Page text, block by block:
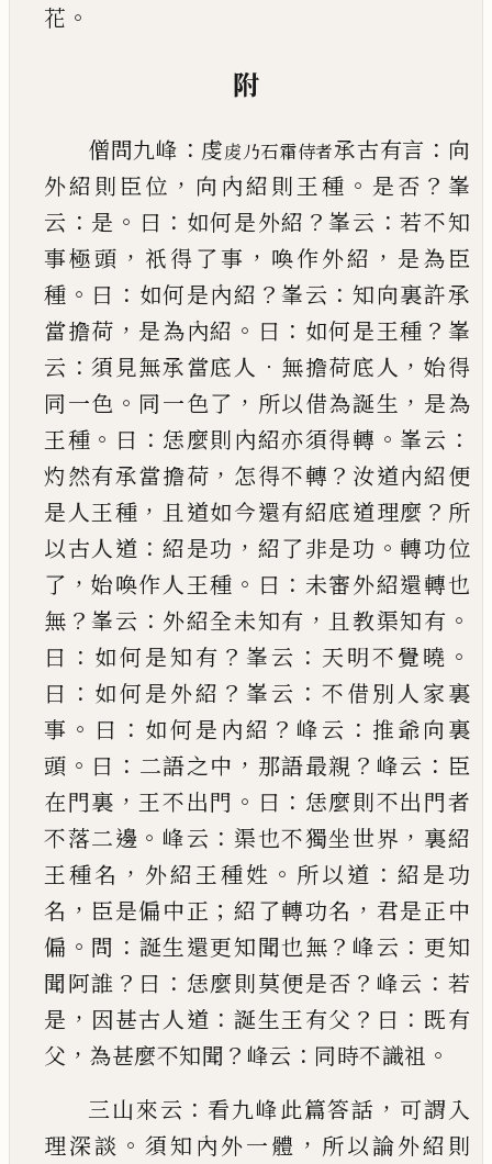
花 。
附
僧問九峰 ： 虔䖍乃石霜侍者承古有言 ： 向
外紹則臣位 ， 向 內紹則王種 。 是否 ？ 峯
云 ： 是 。 曰 ： 如何是外紹 ？峯云 ：若不知
事極頭 ， 祇得了事 ， 喚作外紹 ， 是為臣
種 。 曰 ： 如何是內紹 ？峯云 ：知向裏許承
當擔荷 ， 是為內紹 。 曰 ： 如何是王種 ？ 峯
云 ： 須見無承當底人 ． 無擔荷底人 ， 始得
同一色 。 同一色了 ， 所以借為誕生 ， 是為
王種 。 曰 ： 恁麼則內紹亦須得轉 。峯云 ：
灼然有承當擔荷 ， 怎得不轉 ？ 汝道內紹便
是人王種 ， 且道如今還有紹底道理麼 ？ 所
以古人道 ： 紹是功 ， 紹了非是功 。轉功位
了 ，始喚作人王種 。 曰 ： 未審外紹還轉也
無 ？峯云 ： 外紹全未知有 ， 且教渠知有 。
曰 ： 如何是知有 ？ 峯云 ： 天明不覺曉 。
曰 ： 如何是外紹 ？ 峯云 ： 不借別人家裏
事 。 曰 ： 如何是內紹 ？ 峰云 ： 推爺向裏
頭 。 曰 ： 二語之中 ， 那語最親 ？ 峰云 ： 臣
在門裏 ， 王不出門 。 曰 ： 恁麼則不出門者
不落二邊 。峰云 ： 渠也不獨坐世界 ， 裏紹
王種名 ， 外紹王種姓 。 所以道 ： 紹是功
名 ， 臣是偏中正 ； 紹了轉功名 ， 君是正中
偏 。 問 ： 誕生還更知聞也無 ？峰云 ： 更知
聞阿誰 ？ 曰 ： 恁麼則莫便是否 ？ 峰云 ： 若
是 ， 因甚古人道 ： 誕生王有父 ？ 曰 ： 既有
父 ， 為甚麼不知聞 ？ 峰云 ： 同時不識祖 。
三山來云 ： 看九峰此篇答話 ， 可謂入
理深談 。 須知 內外一體 ， 所以論外紹則